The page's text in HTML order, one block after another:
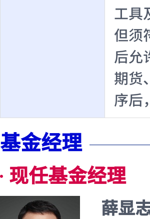
工具
但须
后允
期货
序后
基金经理
现任基金经理
薛显